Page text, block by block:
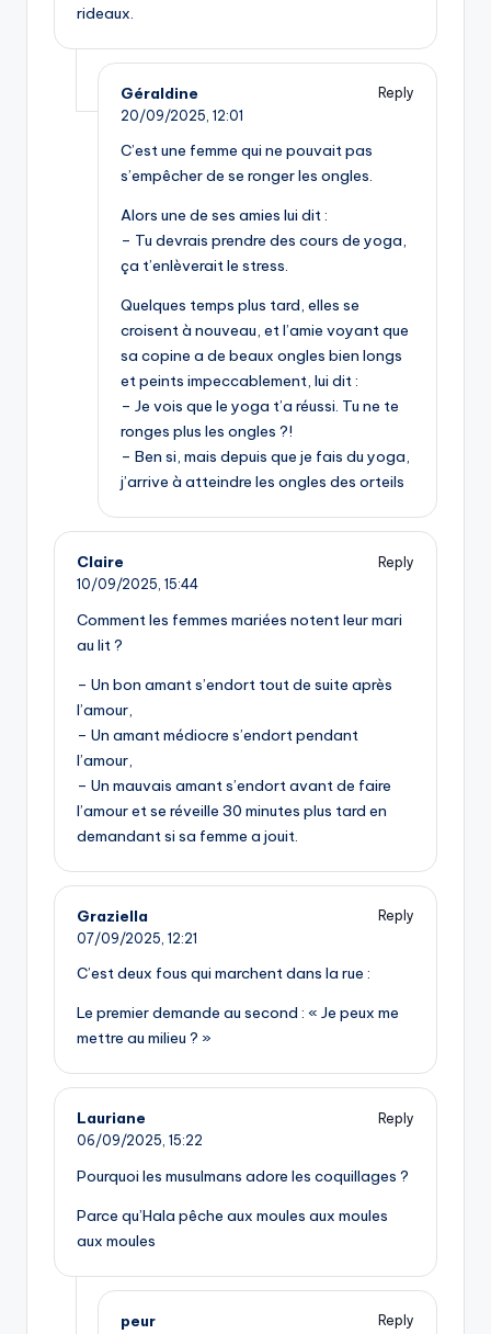
rideaux.
Géraldine
Reply
20/09/2025, 12:01
C’est une femme qui ne pouvait pas
s’empêcher de se ronger les ongles.
Alors une de ses amies lui dit :
– Tu devrais prendre des cours de yoga,
ça t’enlèverait le stress.
Quelques temps plus tard, elles se
croisent à nouveau, et l’amie voyant que
sa copine a de beaux ongles bien longs
et peints impeccablement, lui dit :
– Je vois que le yoga t’a réussi. Tu ne te
ronges plus les ongles ?!
– Ben si, mais depuis que je fais du yoga,
j’arrive à atteindre les ongles des orteils
Claire
Reply
10/09/2025, 15:44
Comment les femmes mariées notent leur mari
au lit ?
– Un bon amant s’endort tout de suite après
l’amour,
– Un amant médiocre s’endort pendant
l’amour,
– Un mauvais amant s’endort avant de faire
l’amour et se réveille 30 minutes plus tard en
demandant si sa femme a jouit.
Graziella
Reply
07/09/2025, 12:21
C’est deux fous qui marchent dans la rue :
Le premier demande au second : « Je peux me
mettre au milieu ? »
Lauriane
Reply
06/09/2025, 15:22
Pourquoi les musulmans adore les coquillages ?
Parce qu’Hala pêche aux moules aux moules
aux moules
peur Reply